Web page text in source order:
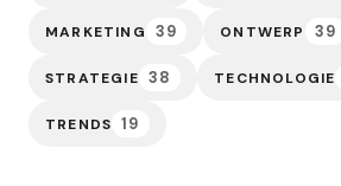
MARKETING 39 ONTWERP 39
STRATEGIE 38 TECHNOLOGIE
TRENDS 19